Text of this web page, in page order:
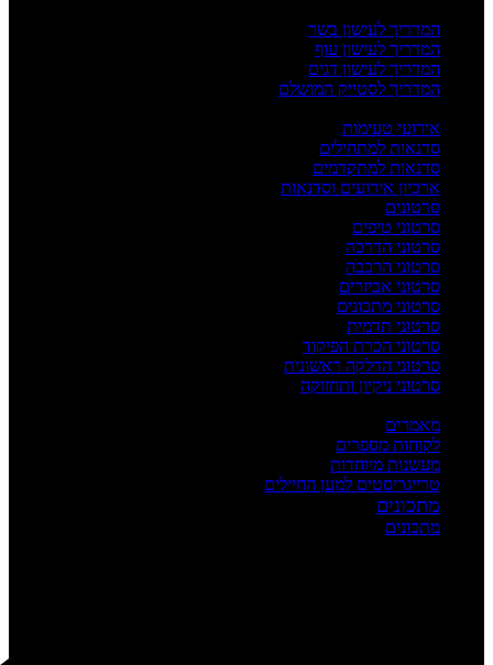
המדריך לעישון בשר
המדריך לעישון עוף
המדריך לעישון דגים
המדריך לסטייק המושלם
אירועי טעימות
סדנאות למתחילים
סדנאות למתקדמים
ארכיון אירועים וסדנאות
סרטונים
סרטוני טיפים
סרטוני הדרכה
סרטוני הרכבה
סרטוני אביזרים
סרטוני מתכונים
סרטוני תדמית
סרטוני הכרת הפיקוד
סרטוני הדלקה ראשונית
סרטוני ניקיון ותחזוקה
מאמרים
לקוחות מספרים
מעשנות מיוחדות
טרייגריסטים למען החיילים
מתכונים
מתכונים